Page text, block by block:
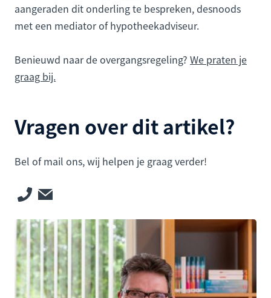
aangeraden dit onderling te bespreken, desnoods
met een mediator of hypotheekadviseur.
Benieuwd naar de overgangsregeling? We praten je
graag bij.
Vragen over dit artikel?
Bel of mail ons, wij helpen je graag verder!